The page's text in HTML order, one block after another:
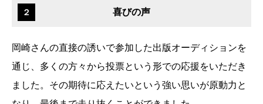
２ 喜びの声
岡崎さんの直接の誘いで参加した出版オーディションを
通じ、多くの方々から投票という形での応援をいただき
ました。その期待に応えたいという強い思いが原動力と